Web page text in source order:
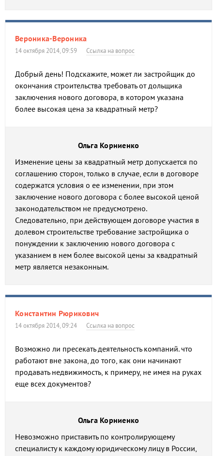
Вероника-Вероника
14 октября 2014, 09:59 Ссылка на вопрос
Добрый день! Подскажите, может ли застройщик до
окончания строительства требовать от дольщика
заключения нового договора, в котором указана
более высокая цена за квадратный метр?
Ольга Корниенко
Изменение цены за квадратный метр допускается по
соглашению сторон, только в случае, если в договоре
содержатся условия о ее изменении, при этом
заключение нового договора с более высокой ценой
законодательством не предусмотрено.
Следовательно, при действующем договоре участия в
долевом строительстве требование застройщика о
понуждении к заключению нового договора с
указанием в нем более высокой цены за квадратный
метр является незаконным.
Константин Рюрикович
14 октября 2014, 09:24 Ссылка на вопрос
Возможно ли пресекать деятельность компаний. что
работают вне закона, до того, как они начинают
продавать недвижимость, к примеру, не имея на руках
еще всех документов?
Ольга Корниенко
Невозможно приставить по контролирующему
специалисту к каждому юридическому лицу в России,